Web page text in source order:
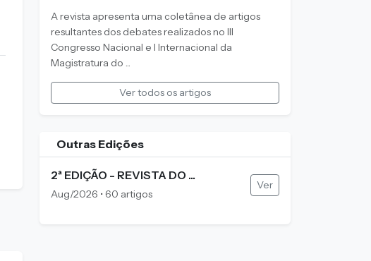
A revista apresenta uma coletânea de artigos
resultantes dos debates realizados no III
Congresso Nacional e I Internacional da
Magistratura do ...
Ver todos os artigos
Outras Edições
2ª EDIÇÃO - REVISTA DO ...
Aug/2026 • 60 artigos
Ver